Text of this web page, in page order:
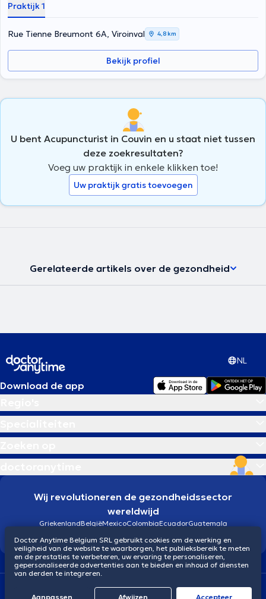
Praktijk 1
Rue Tienne Breumont 6A, Viroinval 4,8 km
Bekijk profiel
U bent Acupuncturist in Couvin en u staat niet tussen
deze zoekresultaten?
Voeg uw praktijk in enkele klikken toe!
Uw praktijk gratis toevoegen
Gerelateerde artikels over de gezondheid
NL
Download de app
Wij revolutioneren de gezondheidssector
wereldwijd
GriekenlandBelgiëMexicoColombiaEcuadorGuatemala
Algemene voorwaardenCookiesPrivacybeleid
© 2026 doctoranytime
Doctor Anytime Belgium SRL gebruikt cookies om de werking en
veiligheid van de website te waarborgen, het publieksbereik te meten
en de prestaties te verbeteren, uw ervaring te personaliseren,
gepersonaliseerde advertenties aan te bieden en inhoud of diensten
van derden te integreren.
Aanpassen Afwijzen Αccepteer